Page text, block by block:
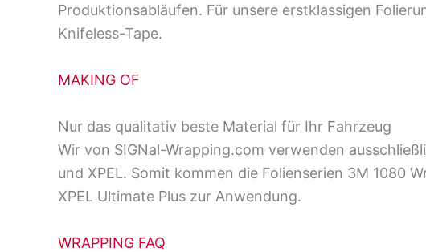
Produktionsabläufen. Für unsere erstklassigen
Knifeless-Tape.
MAKING OF
Nur das qualitativ beste Material für Ihr Fahrzeug
Wir von SIGNal-Wrapping.com verwenden
und XPEL. Somit kommen die Folienserien 3M 1080
XPEL Ultimate Plus zur Anwendung.
WRAPPING FAQ